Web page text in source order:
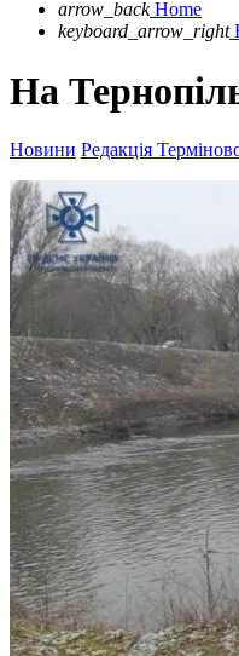
arrow_back Home
keyboard_arrow_right
На
Новини Редакція